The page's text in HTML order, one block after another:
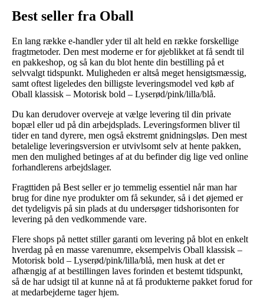
Best seller fra Oball
En lang række e-handler yder til alt held en række forskellige
fragtmetoder. Den mest moderne er for øjeblikket at få sendt til
en pakkeshop, og så kan du blot hente din bestilling på et
selvvalgt tidspunkt. Muligheden er altså meget hensigtsmæssig,
samt oftest ligeledes den billigste leveringsmodel ved køb af
Oball klassisk – Motorisk bold – Lyserød/pink/lilla/blå.
Du kan derudover overveje at vælge levering til din private
bopæl eller ud på din arbejdsplads. Leveringsformen bliver til
tider en tand dyrere, men også ekstremt gnidningsløs. Den mest
betalelige leveringsversion er utvivlsomt selv at hente pakken,
men den mulighed betinges af at du befinder dig lige ved online
forhandlerens arbejdslager.
Fragttiden på Best seller er jo temmelig essentiel når man har
brug for dine nye produkter om få sekunder, så i det øjemed er
det tydeligvis på sin plads at du undersøger tidshorisonten for
levering på den vedkommende vare.
Flere shops på nettet stiller garanti om levering på blot en enkelt
hverdag på en masse varenumre, eksempelvis Oball klassisk –
Motorisk bold – Lyserød/pink/lilla/blå, men husk at det er
afhængig af at bestillingen laves forinden et bestemt tidspunkt,
så de har udsigt til at kunne nå at få produkterne pakket forud for
at medarbejderne tager hjem.